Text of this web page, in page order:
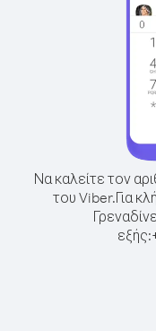
Να καλείτε τον
του Viber.Για
εξής: